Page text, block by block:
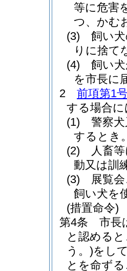
等に危害
つ、かむ
(3)
飼い
りに捨て
(4)
飼い
を市長に
2
前項第1
する場合
(1)
警察
するとき
(2)
人畜
動又は訓
(3)
展覧
飼い犬を
(措置命令)
第4条
市長
と認める
う。)をし
とを命ず